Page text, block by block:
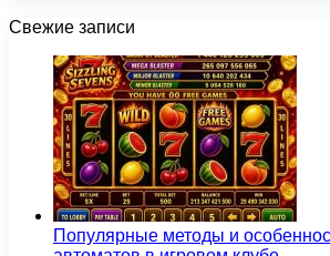
Свежие записи
Популярные методы и